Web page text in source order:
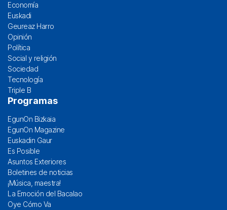
Economía
Euskadi
Geureaz Harro
Opinión
Política
Social y religión
Sociedad
Tecnología
Triple B
Programas
EgunOn Bizkaia
EgunOn Magazine
Euskadin Gaur
Es Posible
Asuntos Exteriores
Boletines de noticias
¡Música, maestra!
La Emoción del Bacalao
Oye Cómo Va